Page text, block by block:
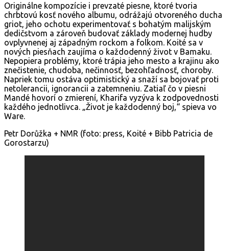
Originálne kompozície i prevzaté piesne, ktoré tvoria
chrbtovú kosť nového albumu, odrážajú otvoreného ducha
griot, jeho ochotu experimentovať s bohatým malijským
dedičstvom a zároveň budovať základy modernej hudby
ovplyvnenej aj západným rockom a folkom. Koité sa v
nových piesňach zaujíma o každodenný život v Bamaku.
Nepopiera problémy, ktoré trápia jeho mesto a krajinu ako
znečistenie, chudoba, nečinnosť, bezohľadnosť, choroby.
Napriek tomu ostáva optimistický a snaží sa bojovať proti
netolerancii, ignorancii a zatemneniu. Zatiaľ čo v piesni
Mandé hovorí o zmierení, Kharifa vyzýva k zodpovednosti
každého jednotlivca. „Život je každodenný boj,“ spieva vo
Ware.
Petr Dorůžka + NMR (foto: press, Koité + Bibb Patricia de
Gorostarzu)